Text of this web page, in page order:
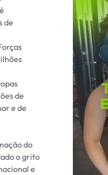
de
de
e de
do
o grito
e